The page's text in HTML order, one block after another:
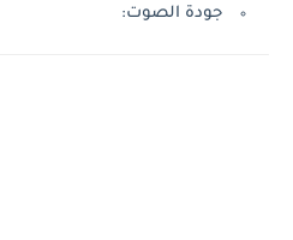
جودة الصوت: